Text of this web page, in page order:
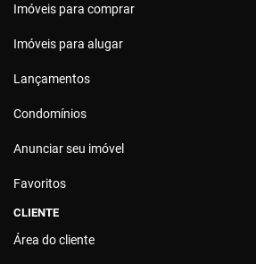
Imóveis para comprar
Imóveis para alugar
Lançamentos
Condomínios
Anunciar seu imóvel
Favoritos
CLIENTE
Área do cliente